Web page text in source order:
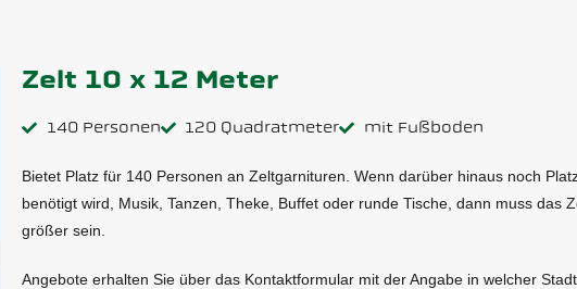
Zelt 10 x 12 Meter
140 Personen 120 Quadratmeter mit Fußboden
Bietet Platz für 140 Personen an Zeltgarnituren. Wenn darüber hinaus noch
benötigt wird, Musik, Tanzen, Theke, Buffet oder runde Tische, dann muss das
größer sein.
Angebote erhalten Sie über das Kontaktformular mit der Angabe in welcher